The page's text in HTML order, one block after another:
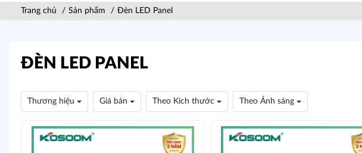
Trang chủ Sản phẩm Đèn LED Panel
ĐÈN LED PANEL
Thương hiệu Giá bán Theo Kích thước Theo Ánh sáng